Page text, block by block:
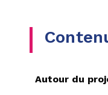
Autour du